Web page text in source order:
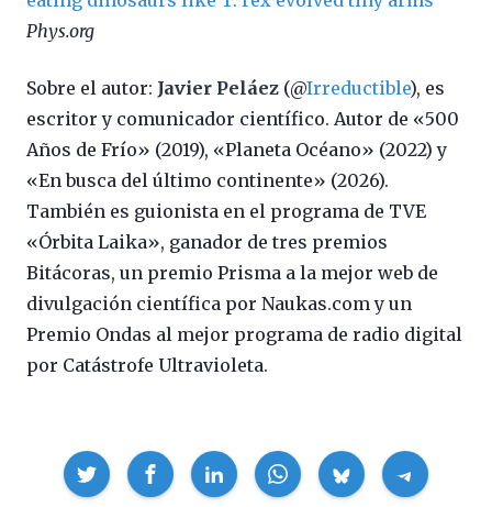
Phys.org
Sobre el autor: Javier Peláez (@Irreductible), es
escritor y comunicador científico. Autor de «500
Años de Frío» (2019), «Planeta Océano» (2022) y
«En busca del último continente» (2026).
También es guionista en el programa de TVE
«Órbita Laika», ganador de tres premios
Bitácoras, un premio Prisma a la mejor web de
divulgación científica por Naukas.com y un
Premio Ondas al mejor programa de radio digital
por Catástrofe Ultravioleta.
Compartir